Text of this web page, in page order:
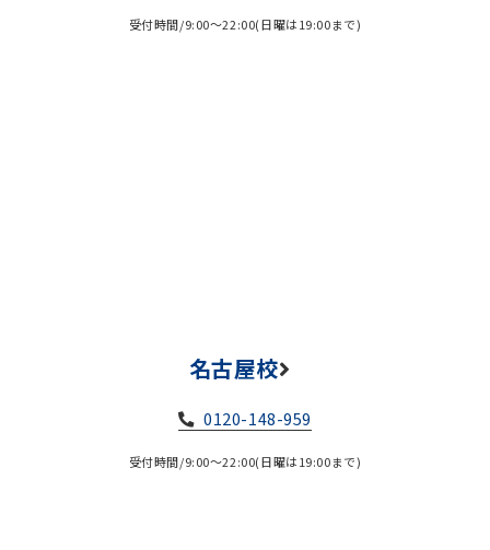
受付時間/9:00～22:00(日曜は19:00まで)
名古屋校
0120-148-959
受付時間/9:00～22:00(日曜は19:00まで)